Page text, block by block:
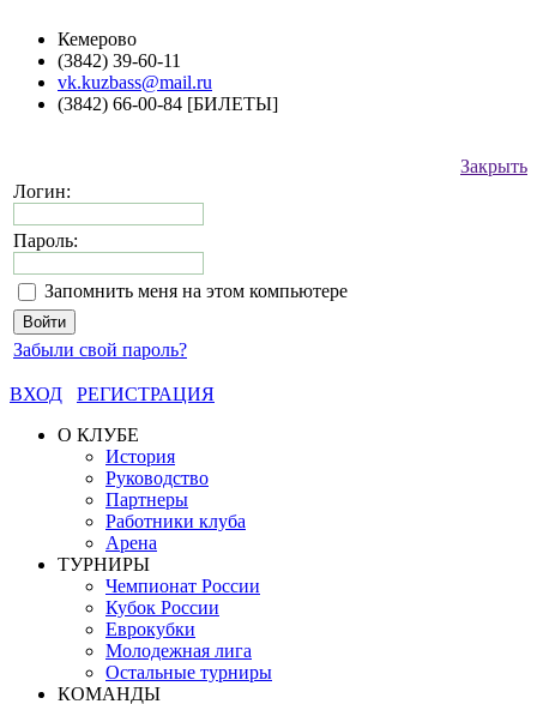
Кемерово
(3842) 39-60-11
vk.kuzbass@mail.ru
(3842) 66-00-84 [БИЛЕТЫ]
Закрыть
Логин:
Пароль:
Запомнить меня на этом компьютере
Забыли свой пароль?
ВХОД
РЕГИСТРАЦИЯ
О КЛУБЕ
История
Руководство
Партнеры
Работники клуба
Арена
ТУРНИРЫ
Чемпионат России
Кубок России
Еврокубки
Молодежная лига
Остальные турниры
КОМАНДЫ